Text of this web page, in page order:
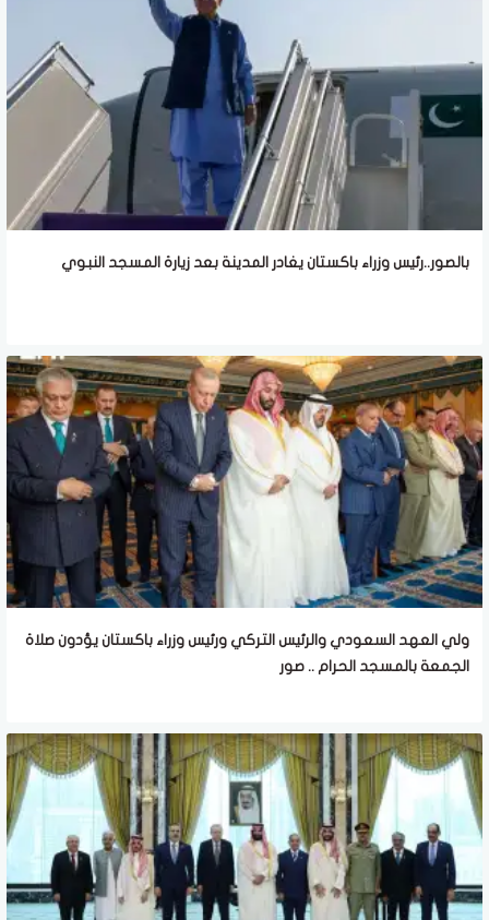
بالصور..رئيس وزراء باكستان يغادر المدينة بعد زيارة المسجد النبوي
ولي العهد السعودي والرئيس التركي ورئيس وزراء باكستان يؤدون صلاة
الجمعة بالمسجد الحرام .. صور